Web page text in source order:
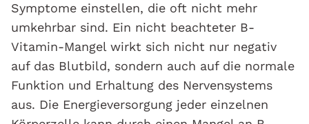
Symptome einstellen, die oft nicht mehr
umkehrbar sind. Ein nicht beachteter B-
Vitamin-Mangel wirkt sich nicht nur negativ
auf das Blutbild, sondern auch auf die normale
Funktion und Erhaltung des Nervensystems
aus. Die Energieversorgung jeder einzelnen